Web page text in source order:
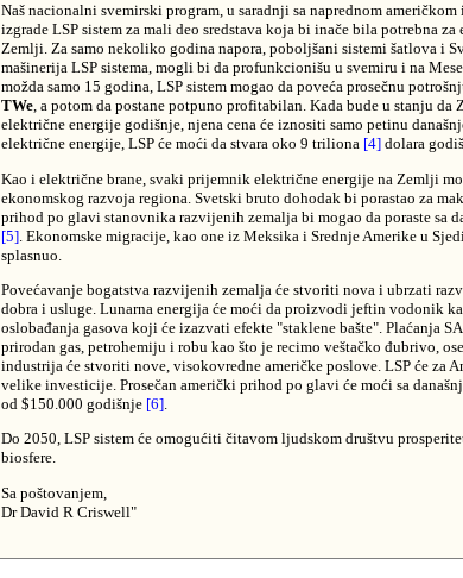
Naš nacionalni svemirski program, u saradnji sa naprednom
izgrade LSP sistem za mali deo sredstava koja bi inače bila potrebna
Zemlji. Za samo nekoliko godina napora, poboljšani sistemi šatlova i
mašinerija LSP sistema, mogli bi da profunkcionišu u svemiru i na
možda samo 15 godina, LSP sistem mogao da poveća prosečnu
TWe, a potom da postane potpuno profitabilan. Kada bude u stanju da
električne energije godišnje, njena cena će iznositi samo petinu
električne energije, LSP će moći da stvara oko 9 triliona [4] dolara
Kao i električne brane, svaki prijemnik električne energije na Zemlji
ekonomskog razvoja regiona. Svetski bruto dohodak bi porastao za
prihod po glavi stanovnika razvijenih zemalja bi mogao da poraste sa
[5] . Ekonomske migracije, kao one iz Meksika i Srednje Amerike u
splasnuo.
Povećavanje bogatstva razvijenih zemalja će stvoriti nova i ubrzati
dobra i usluge. Lunarna energija će moći da proizvodi jeftin vodonik
oslobađanja gasova koji će izazvati efekte "staklene bašte". Plaćanja
prirodan gas, petrohemiju i robu kao što je recimo veštačko đubrivo,
industrija će stvoriti nove, visokovredne američke poslove. LSP će za
velike investicije. Prosečan američki prihod po glavi će moći sa
od $150.000 godišnje [6].
Do 2050, LSP sistem će omogućiti čitavom ljudskom društvu
biosfere.
Sa poštovanjem,
Dr David R Criswell"